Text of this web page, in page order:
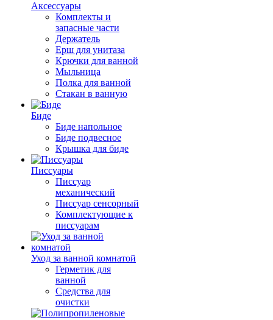
Аксессуары
Комплекты и
запасные части
Держатель
Ерш для унитаза
Крючки для ванной
Мыльница
Полка для ванной
Стакан в ванную
Биде
Биде напольное
Биде подвесное
Крышка для биде
Писсуары
Писсуар
механический
Писсуар сенсорный
Комплектующие к
писсуарам
Уход за ванной комнатой
Герметик для
ванной
Средства для
очистки